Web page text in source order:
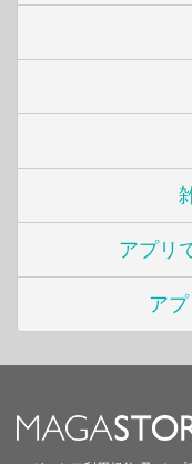
アプリ
ア